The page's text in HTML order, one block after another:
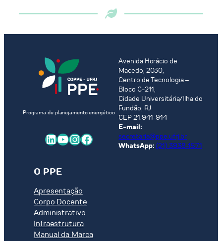
Programa de planejamento energético
LinkedIn Youtube InstagramFacebook
Avenida Horácio de
Macedo, 2030,
Centro de Tecnologia –
Bloco C-211,
Cidade Universitária/Ilha do
Fundão, RJ
CEP 21.941-914
E-mail:
secretaria@ppe.ufrj.br
WhatsApp: (21) 3938-1571
O PPE
Apresentação
Corpo Docente
Administrativo
Infraestrutura
Manual da Marca